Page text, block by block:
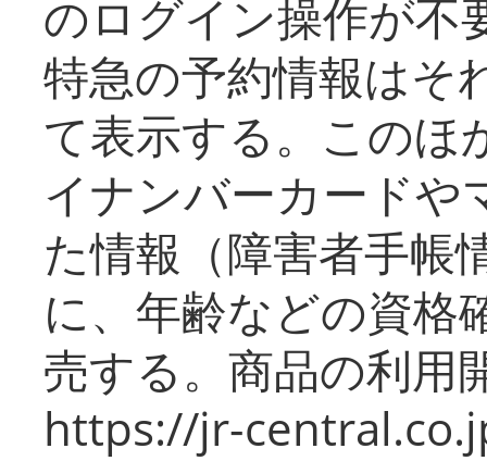
のログイン操作が不
特急の予約情報はそ
て表示する。このほ
イナンバーカードや
た情報（障害者手帳
に、年齢などの資格
売する。商品の利用
https://jr-